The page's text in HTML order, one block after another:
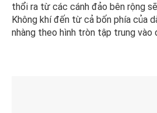
thổi ra từ các cánh đảo bên rộng
Không khí đến từ cả bốn phía của
nhàng theo hình tròn tập trung vào